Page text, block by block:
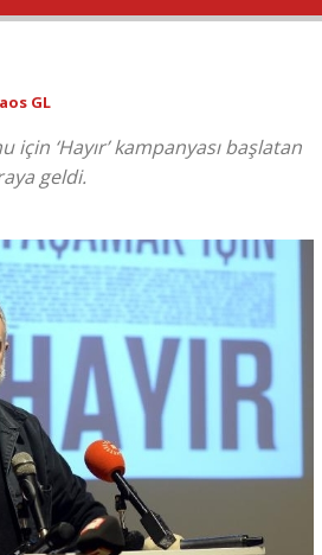
GL
için ‘Hayır’ kampanyası başlatan
geldi.